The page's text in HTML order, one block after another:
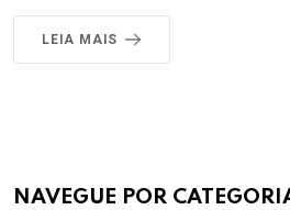
LEIA MAIS
MAIS VISTOS
NAVEGUE POR